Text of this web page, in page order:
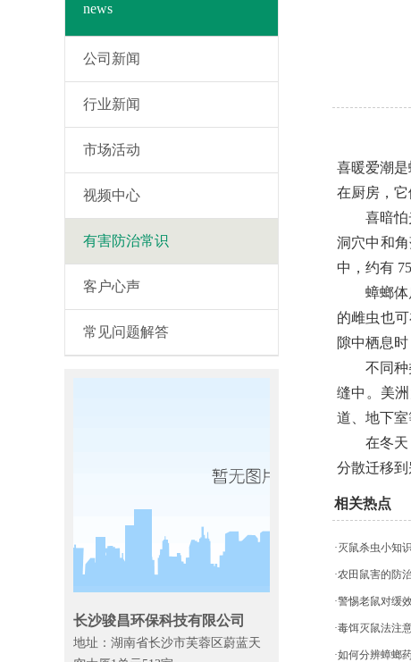
news
公司新闻
行业新闻
市场活动
视频中心
有害防治常识
客户心声
常见问题解答
长沙骏昌环保科技有限公司
地址：湖南省长沙市芙蓉区蔚蓝天
喜暖爱潮
在厨房，它
喜暗怕光
洞穴中和
中，约有
蟑螂体扁
的雌虫也
隙中栖息
不同种类
缝中。美
道、地下
在冬天，
分散迁移到
相关热点
·灭鼠杀虫小知识
·农田鼠害的防
·警惕老鼠对缓
·毒饵灭鼠法注
·如何分辨蟑螂